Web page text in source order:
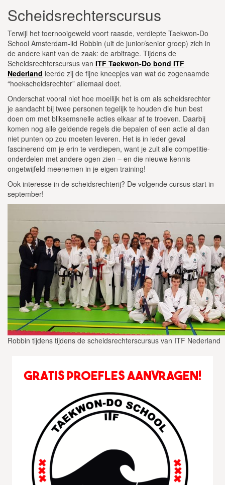
Scheidsrechterscursus
Terwijl het toernooigeweld voort raasde, verdiepte Taekwon-Do
School Amsterdam-lid Robbin (uit de junior/senior groep) zich in
de andere kant van de zaak: de arbitrage. Tijdens de
Scheidsrechterscursus van ITF Taekwon-Do bond ITF
Nederland leerde zij de fijne kneepjes van wat de zogenaamde
“hoekscheidsrechter” allemaal doet.
Onderschat vooral niet hoe moeilijk het is om als scheidsrechter
je aandacht bij twee personen tegelijk te houden die hun best
doen om met bliksemsnelle acties elkaar af te troeven. Daarbij
komen nog alle geldende regels die bepalen of een actie al dan
niet punten op zou moeten leveren. Het is in ieder geval
fascinerend om je erin te verdiepen, want je zult alle competitie-
onderdelen met andere ogen zien – en die nieuwe kennis
ongetwijfeld meenemen in je eigen training!
Ook interesse in de scheidsrechterij? De volgende cursus start in
september!
Robbin tijdens tijdens de scheidsrechterscursus van ITF Nederland